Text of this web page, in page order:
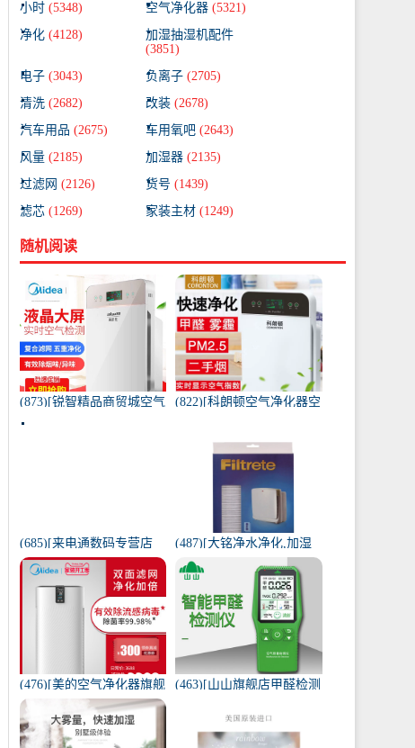
小时 (5348) 空气净化器 (5321)
净化 (4128)
加湿抽湿机配件
(3851)
电子 (3043) 负离子 (2705)
清洗 (2682) 改装 (2678)
汽车用品 (2675) 车用氧吧 (2643)
风量 (2185) 加湿器 (2135)
过滤网 (2126) 货号 (1439)
滤芯 (1269) 家装主材 (1249)
随机阅读
(873)[锐智精品商贸城空气
净化器]小米品质车载空气
(822)[科朗顿空气净化器空
雾月销量9件仅售168元
(685)[来电通数码专营店
USB加湿器]加湿器家用静
音卧室小米小型空气无线
可月销量213件仅售29元
(487)[大铭净水净化,加湿
抽湿机配件]3M菲尔萃空
气净化器静电滤网FACF月
销量1件仅售199元
(476)[美的空气净化器旗舰
店空气净化,氧吧]美的空气
净化器家用除甲醛月销量
170件仅售3698元
(463)[山山旗舰店甲醛检测
苯空气质量专业家月销量
12件仅售298元